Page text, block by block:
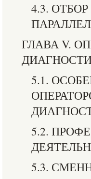
4.3.
ГЛАВА V.
5.1.
5.2.
5.3.